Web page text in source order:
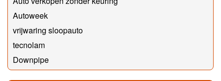
Autoweek
vrijwaring sloopauto
tecnolam
Downpipe